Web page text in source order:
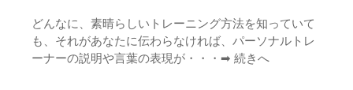
どんなに、素晴らしいトレーニング方法を知っていて
も、それがあなたに伝わらなければ、パーソナルトレ
ーナーの説明や言葉の表現が・・・➡︎ 続きへ